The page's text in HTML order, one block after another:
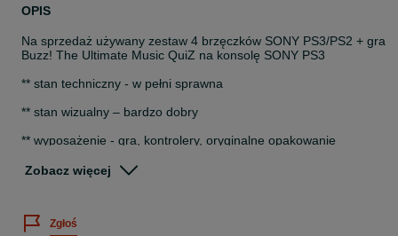
OPIS
Na sprzedaż używany zestaw 4 brzęczków SONY PS3/PS2 + gra
Buzz! The Ultimate Music QuiZ na konsolę SONY PS3
** stan techniczny - w pełni sprawna
** stan wizualny – bardzo dobry
** wyposażenie - gra, kontrolery, oryginalne opakowanie
Przed zakupem prosimy o kontakt w celu potwierdzenia
procedura marży)
Zobacz więcej
Zgłoś